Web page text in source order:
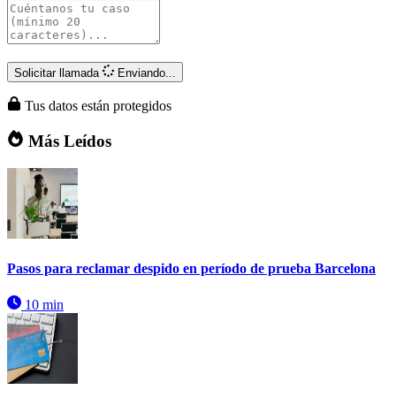
Solicitar llamada Enviando...
Tus datos están protegidos
Más Leídos
Pasos para reclamar despido en período de prueba Barcelona
10 min